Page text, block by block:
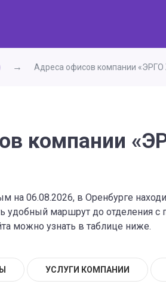
Адреса офисов компании «ЭРГО
компании
на 06.08.2026, в Оренбурге
удобный маршрут до отделения
можно узнать в таблице ниже.
УСЛУГИ КОМПАНИИ